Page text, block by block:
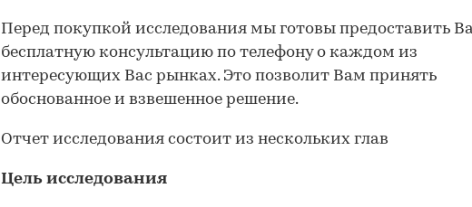
Перед покупкой исследования мы готовы предоставить
бесплатную консультацию по телефону о каждом из
интересующих Вас рынках. Это позволит Вам принять
обоснованное и взвешенное решение.
Отчет исследования состоит из нескольких глав
Цель исследования